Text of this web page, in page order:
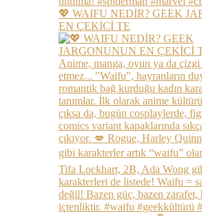
💖 WAIFU NEDİR? GEEK
EN ÇEKİCİ TE